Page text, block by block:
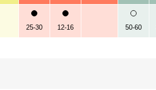
25-30 12-16 50-60